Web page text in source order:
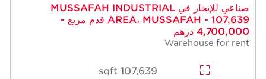
صناعي للإيجار في MUSSAFAH INDUSTRIAL
AREA، MUSSAFAH - 107,639 قدم مربع -
4,700,000 درهم
Warehouse for rent
107,639 sqft